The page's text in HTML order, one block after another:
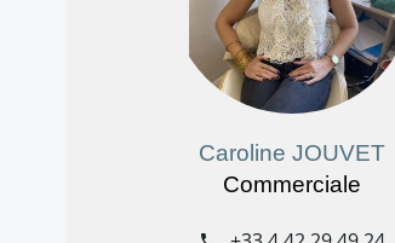
Caroline JOUVET
Commerciale